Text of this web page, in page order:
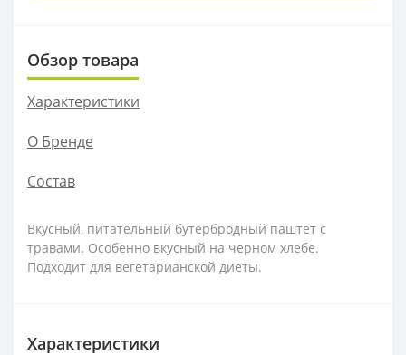
Обзор товара
Характеристики
О Бренде
Состав
Вкусный, питательный бутербродный паштет с
травами. Особенно вкусный на черном хлебе.
Подходит для вегетарианской диеты.
Характеристики